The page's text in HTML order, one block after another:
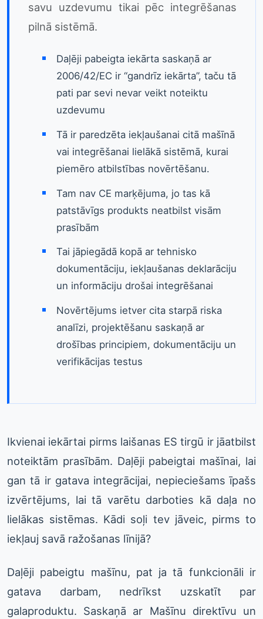
savu uzdevumu tikai pēc integrēšanas
pilnā sistēmā.
Daļēji pabeigta iekārta saskaņā ar
2006/42/EC ir “gandrīz iekārta”, taču tā
pati par sevi nevar veikt noteiktu
uzdevumu
Tā ir paredzēta iekļaušanai citā mašīnā
vai integrēšanai lielākā sistēmā, kurai
piemēro atbilstības novērtēšanu.
Tam nav CE marķējuma, jo tas kā
patstāvīgs produkts neatbilst visām
prasībām
Tai jāpiegādā kopā ar tehnisko
dokumentāciju, iekļaušanas deklarāciju
un informāciju drošai integrēšanai
Novērtējums ietver cita starpā riska
analīzi, projektēšanu saskaņā ar
drošības principiem, dokumentāciju un
verifikācijas testus
Ikvienai iekārtai pirms laišanas ES tirgū ir jāatbilst
noteiktām prasībām. Daļēji pabeigtai mašīnai, lai
gan tā ir gatava integrācijai, nepieciešams īpašs
izvērtējums, lai tā varētu darboties kā daļa no
lielākas sistēmas. Kādi soļi tev jāveic, pirms to
iekļauj savā ražošanas līnijā?
Daļēji pabeigtu mašīnu, pat ja tā funkcionāli ir
gatava darbam, nedrīkst uzskatīt par
galaproduktu. Saskaņā ar Mašīnu direktīvu un